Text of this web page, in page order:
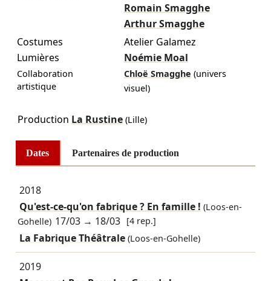
Romain Smagghe
Arthur Smagghe
Costumes
Atelier Galamez
Lumières
Noémie Moal
Collaboration
artistique
Chloë Smagghe (univers
visuel)
Production La Rustine(Lille)
Dates Partenaires de production
2018
Qu'est-ce-qu'on fabrique ? En famille ! (Loos-en-
Gohelle) 17/03 → 18/03 [4 rep.]
La Fabrique Théâtrale (Loos-en-Gohelle)
2019